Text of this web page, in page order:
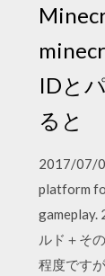
IDと
ると
2017/07/
platform
gameplay.
ルド＋そ
程度です